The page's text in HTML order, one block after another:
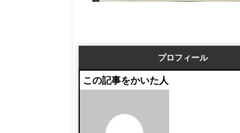
プロフィール
この記事をかいた人